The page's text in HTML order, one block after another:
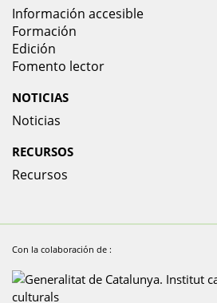
Información accesible
Formación
Edición
Fomento lector
NOTICIAS
Noticias
RECURSOS
Recursos
Con la colaboración de :